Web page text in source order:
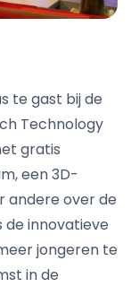
te gast bij de
Technology
gratis
een 3D-
andere over de
de innovatieve
jongeren te
in de